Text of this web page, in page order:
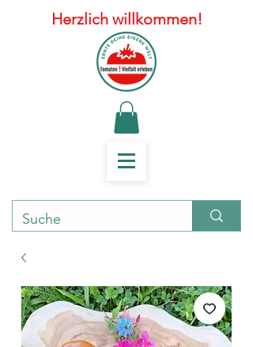
Herzlich willkommen!